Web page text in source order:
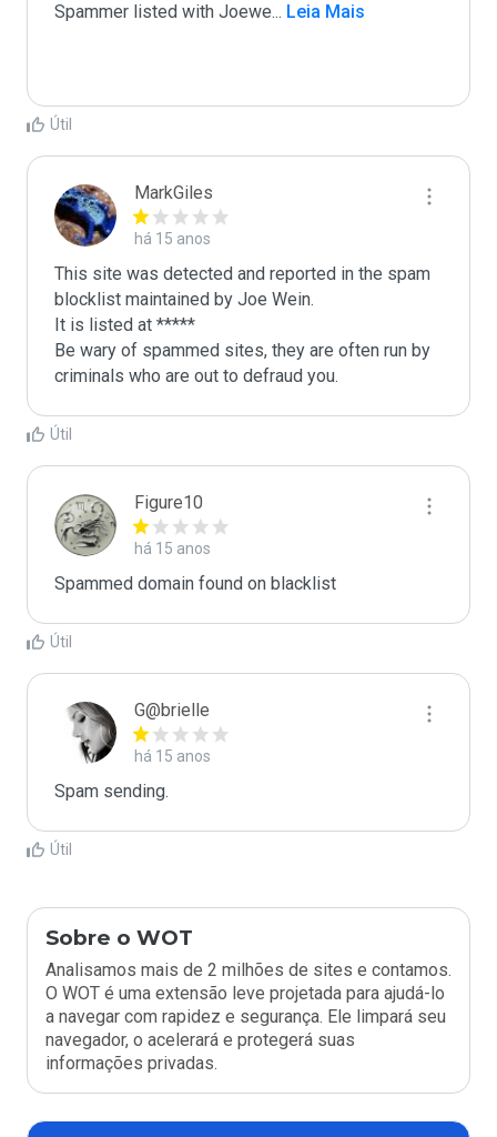
Spammer listed with Joewe... Leia Mais
Útil
MarkGiles
há 15 anos
This site was detected and reported in the spam
blocklist maintained by Joe Wein.
It is listed at *****
Be wary of spammed sites, they are often run by
criminals who are out to defraud you.
Útil
Figure10
há 15 anos
Spammed domain found on blacklist
Útil
G@brielle
há 15 anos
Spam sending.
Útil
Sobre o WOT
Analisamos mais de 2 milhões de sites e contamos.
O WOT é uma extensão leve projetada para ajudá-lo
a navegar com rapidez e segurança. Ele limpará seu
navegador, o acelerará e protegerá suas
informações privadas.